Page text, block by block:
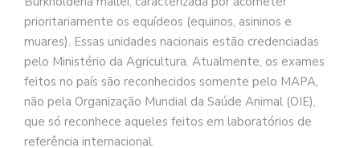
prioritariamente os equídeos (equinos, asininos e
muares). Essas unidades nacionais estão credenciadas
pelo Ministério da Agricultura. Atualmente, os exames
feitos no país são reconhecidos somente pelo MAPA,
não pela Organização Mundial da Saúde Animal (OIE),
que só reconhece aqueles feitos em laboratórios de
referência internacional.